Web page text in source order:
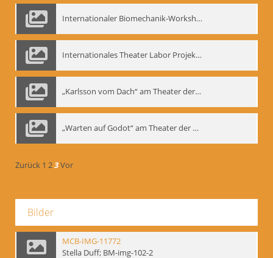
Internationaler Biomechanik-Workshop, Moskau 1993
Internationales Theater Labor Projekt: Play Don Juan
„Karlsson vom Dach“ am Theater der Satire, Moskau 1985
„Warten auf Godot“ am Theater der Saire, Moskau 1980er
Zurück 1 23Vor
Bilder
MCB-IMG-11772
Stella Duff; BM-img-102-2